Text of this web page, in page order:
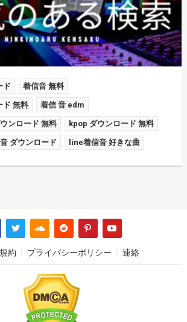
ド 着信音 無料
ド 無料 着信 音 edm
ンロード 無料 kpop ダウンロード 無料
ダウンロード line着信音 好きな曲
約 プライバシーポリシー 連絡